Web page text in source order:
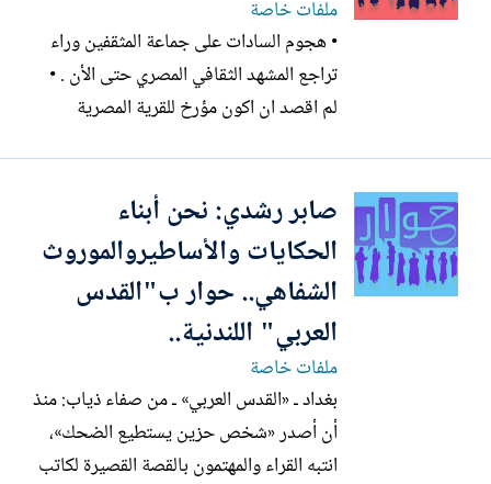
rassembler...
ملفات خاصة
• هجوم السادات على جماعة المثقفين وراء
تراجع المشهد الثقافي المصري حتى الأن . •
لم اقصد ان اكون مؤرخ للقرية المصرية
مجرد استراحة لي . • جئت لهذا العالم
لاعترض . • خسارتي مؤقتة ودوام الحال من
المحال . • ليالي بدون...
صابر رشدي: نحن أبناء
الحكايات والأساطيروالموروث
الشفاهي.. حوار ب"القدس
العربي" اللندنية..
ملفات خاصة
بغداد ـ «القدس العربي» ـ من صفاء ذياب: منذ
أن أصدر «شخص حزين يستطيع الضحك»،
انتبه القراء والمهتمون بالقصة القصيرة لكاتب